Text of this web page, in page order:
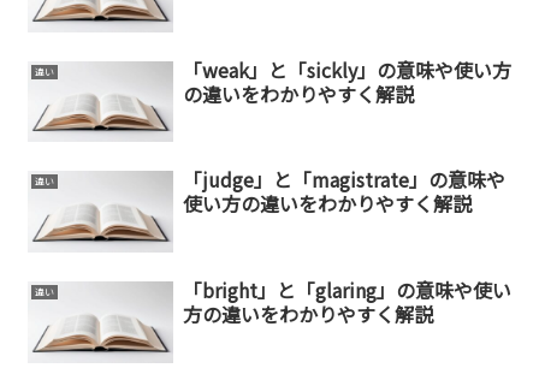
違い
「weak」と「sickly」の意味や使い方
の違いをわかりやすく解説
違い
「judge」と「magistrate」の意味や
使い方の違いをわかりやすく解説
違い
「bright」と「glaring」の意味や使い
方の違いをわかりやすく解説